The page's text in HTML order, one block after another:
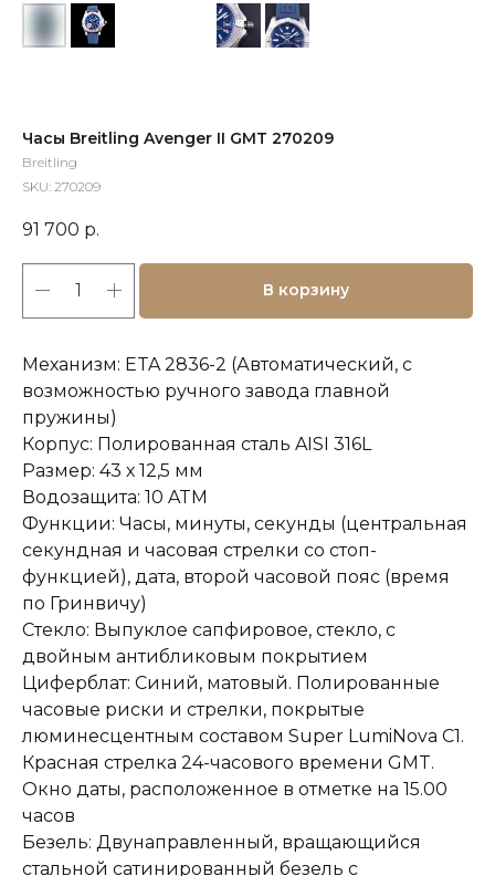
Часы Breitling Avenger II GMT 270209
Breitling
SKU: 270209
91 700 р.
В корзину
Механизм: ETA 2836-2 (Автоматический, с
возможностью ручного завода главной
пружины)
Корпус: Полированная сталь AISI 316L
Размер: 43 х 12,5 мм
Водозащита: 10 ATM
Функции: Часы, минуты, секунды (центральная
секундная и часовая стрелки со стоп-
функцией), дата, второй часовой пояс (время
по Гринвичу)
Стекло: Выпуклое сапфировое, стекло, с
двойным антибликовым покрытием
Циферблат: Синий, матовый. Полированные
часовые риски и стрелки, покрытые
люминесцентным составом Super LumiNova C1.
Красная стрелка 24-часового времени GMT.
Окно даты, расположенное в отметке на 15.00
часов
Безель: Двунаправленный, вращающийся
стальной сатинированный безель с